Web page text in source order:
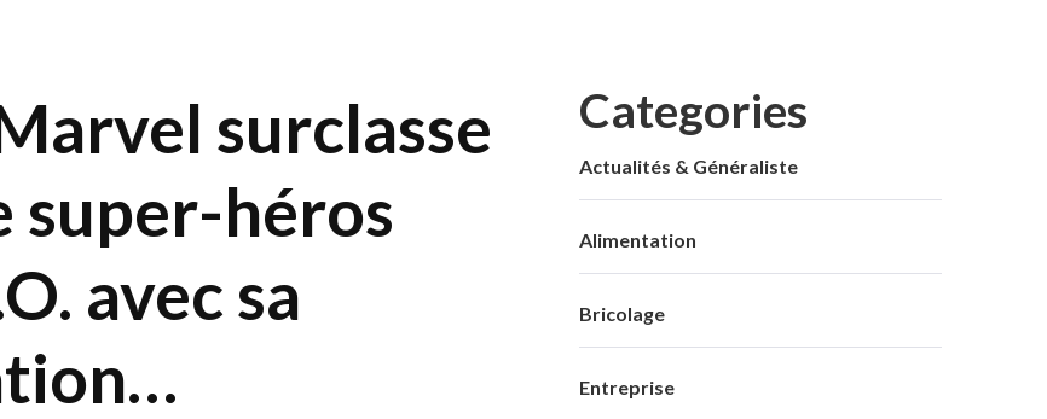
surclasse
super-héros
avec sa
Categories
Actualités & Généraliste
Alimentation
Bricolage
Entreprise